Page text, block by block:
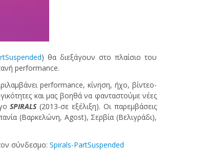
) θα διεξάγουν στο πλαίσιο του
performance.
performance, κίνηση, ήχο, βίντεο-
και μας βοηθά να φανταστούμε νέες
SPIRALS(2013-σε εξέλιξη). Οι παρεμβάσεις
(Βαρκελώνη, Agost), Σερβία (Βελιγράδι),
σύνδεσμο: Spirals-PartSuspended